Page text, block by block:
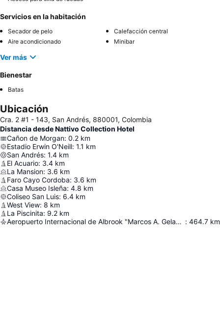
Servicios en la habitación
Secador de pelo
Calefacción central
Aire acondicionado
Minibar
Ver más
Bienestar
Batas
Ubicación
Cra. 2 #1 - 143, San Andrés, 880001, Colombia
Distancia desde Nattivo Collection Hotel
Cañon de Morgan: 0.2 km
Estadio Erwin O'Neill: 1.1 km
San Andrés: 1.4 km
El Acuario: 3.4 km
La Mansion: 3.6 km
Faro Cayo Cordoba: 3.6 km
Casa Museo Isleña: 4.8 km
Coliseo San Luis: 6.4 km
West View: 8 km
La Piscinita: 9.2 km
Aeropuerto Internacional de Albrook "Marcos A. Gelabert" : 464.7 km